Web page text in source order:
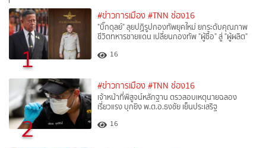
1
#ข่าวการเมือง #TNN ช่อง16
"บิ๊กดุลย์" ลุยปฏิรูปกองทัพยุคใหม่ ยกระดับคุณภาพ
ชีวิตทหารชายแดน เปลี่ยนกองทัพ "ผู้ซื้อ" สู่ "ผู้ผลิต"
16
2
#ข่าวการเมือง #TNN ช่อง16
เจ้าหน้าที่พิสูจน์หลักฐาน ตรวสอบเหตุนายฉลอง
เรี่ยวแรง บุกยิง พ.ต.อ.ธงชัย เย็นประเสริฐ
16